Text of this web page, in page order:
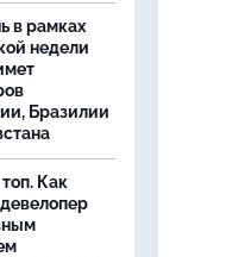
в рамках
недели
Бразилии
Как